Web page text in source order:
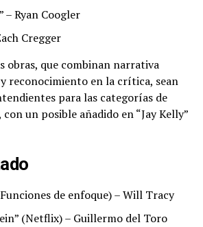
– Ryan Coogler
Cregger
obras, que combinan narrativa
reconocimiento en la crítica, sean
para las categorías de
un posible añadido en “Jay Kelly”
de enfoque) – Will Tracy
(Netflix) – Guillermo del Toro